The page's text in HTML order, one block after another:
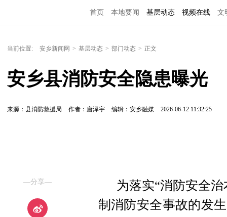
首页 本地要闻 基层动态 视频在线 文
当前位置: 安乡新闻网 > 基层动态 > 部门动态 > 正文
安乡县消防安全隐患曝光
来源：县消防救援局 作者：唐泽宇 编辑：安乡融媒 2026-06-12 11:32:25
—分享—
为落实“消防安全
制消防安全事故的发